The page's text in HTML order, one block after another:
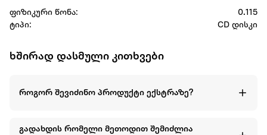
ფიზიკური წონა:
0.115
ტიპი:
CD დისკი
ხშირად დასმული კითხვები
როგორ შევიძინო პროდუქტი ექსტრაზე?
გადახდის რომელი მეთოდით შემიძლია